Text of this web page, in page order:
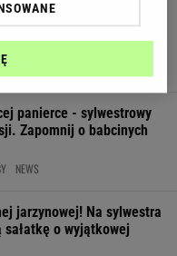
Zaskocz gości
i produktami
SYLWESTRA
panierce - sylwestrowy
Zapomnij o babcinych
NEWS
jarzynowej! Na sylwestra
o wyjątkowej